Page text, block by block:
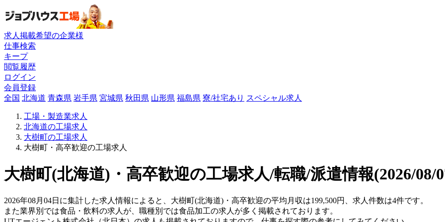
求人掲載希望の企業様
仕事検索
キープ
閲覧履歴
ログイン
会員登録
全国 北海道 青森県 岩手県 宮城県 秋田県 山形県 福島県 寮/社宅あり スペシャル求人
工場・製造業求人
北海道の工場求人
大樹町の工場求人
大樹町・高卒歓迎の工場求人
大樹町(北海道)・高卒歓迎の工場求人/転職/派遣情報(2026/08/
2026年08月04日に集計した求人情報によると、大樹町(北海道)・高卒歓迎の平均月収は199,500円、求人件数は4件です。
また業界別では食品・飲料の求人が、職種別では食品加工の求人が多く掲載されております。